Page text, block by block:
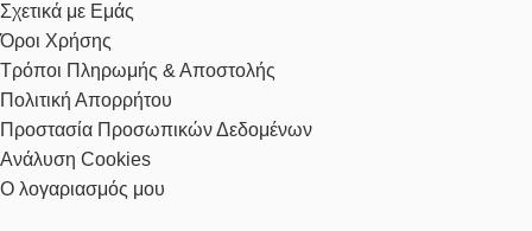
Σχετικά με Εμάς
Όροι Χρήσης
Τρόποι Πληρωμής & Αποστολής
Πολιτική Απορρήτου
Προστασία Προσωπικών Δεδομένων
Ανάλυση Cookies
Ο λογαριασμός μου